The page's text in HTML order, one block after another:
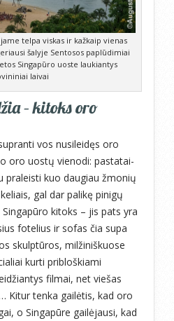
telpa viskas ir kažkaip vienas
šalyje Sentosos paplūdimiai
Singapūro uoste laukiantys
laivai
– kitoks oro
vos nusileidęs oro
oro uostų vienodi: pastatai-
praleisti kuo daugiau žmonių
gal dar palikę pinigų
kitoks – jis pats yra
fotelius ir sofas čia supa
skulptūros, milžiniškuose
kurti pribloškiami
filmai, net viešas
Kitur tenka gailėtis, kad oro
o Singapūre gailėjausi, kad